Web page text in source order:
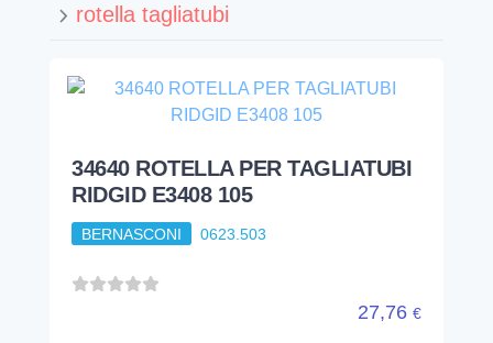
rotella tagliatubi
34640 ROTELLA PER TAGLIATUBI
RIDGID E3408 105
BERNASCONI 0623.503
27,76 €